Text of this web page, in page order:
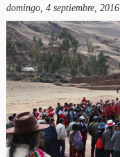
domingo, 4 septiembre, 2016